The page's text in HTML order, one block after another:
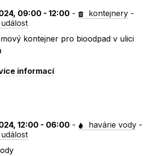
09:00 - 12:00 - kontejnery -
kontejner pro bioodpad v ulici
informací
12:00 - 06:00 - havárie vody -